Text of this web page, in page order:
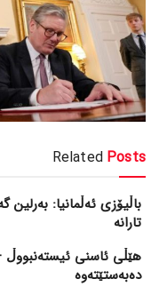
Related Posts
باڵیۆزی ئەڵمانیا:
تارانە
هێڵی ئاسنی ئیستەنبووڵ
دەبەستێتەوە